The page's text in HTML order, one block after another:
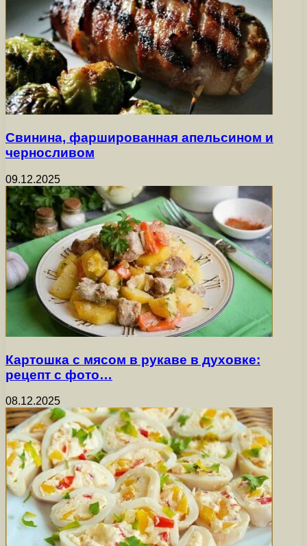
Свинина, фаршированная апельсином и
черносливом
09.12.2025
Картошка с мясом в рукаве в духовке:
рецепт с фото…
08.12.2025